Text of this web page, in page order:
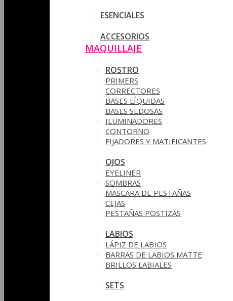
ESENCIALES
ACCESORIOS
MAQUILLAJE
ROSTRO
PRIMERS
CORRECTORES
BASES LÍQUIDAS
BASES SEDOSAS
ILUMINADORES
CONTORNO
FIJADORES Y MATIFICANTES
OJOS
EYELINER
SOMBRAS
MASCARA DE PESTAÑAS
CEJAS
PESTAÑAS POSTIZAS
LABIOS
LÁPIZ DE LABIOS
BARRAS DE LABIOS MATTE
BRILLOS LABIALES
SETS